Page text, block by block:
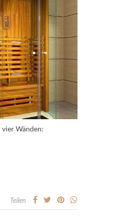
vier Wänden:
Teilen